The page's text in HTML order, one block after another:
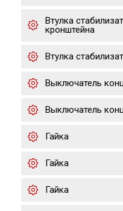
Втулка
кронштейна
Втулка
Выключатель
Выключатель
Гайка
Гайка
Гайка